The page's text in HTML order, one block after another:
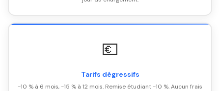
💶
Tarifs dégressifs
-10 % à 6 mois, -15 % à 12 mois. Remise étudiant -10 %. Aucun frais